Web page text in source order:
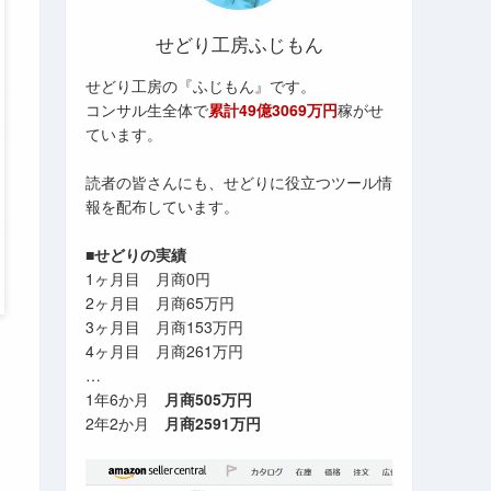
せどり工房ふじもん
せどり工房の『ふじもん』です。
コンサル生全体で累計49億3069万円稼がせ
ています。
読者の皆さんにも、せどりに役立つツール情
報を配布しています。
■せどりの実績
1ヶ月目 月商0円
2ヶ月目 月商65万円
3ヶ月目 月商153万円
4ヶ月目 月商261万円
…
1年6か月 月商505万円
2年2か月 月商2591万円